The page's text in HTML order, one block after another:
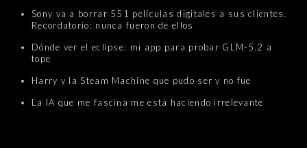
Sony va a borrar 551 películas digitales a sus clientes.
Recordatorio: nunca fueron de ellos
Dónde ver el eclipse: mi app para probar GLM-5.2 a
tope
Harry y la Steam Machine que pudo ser y no fue
La IA que me fascina me está haciendo irrelevante